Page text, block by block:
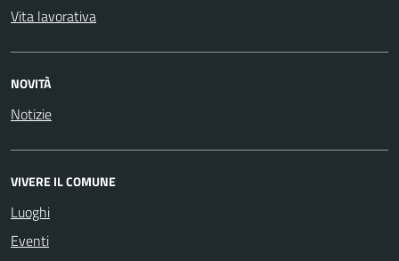
Vita lavorativa
NOVITÀ
Notizie
VIVERE IL COMUNE
Luoghi
Eventi